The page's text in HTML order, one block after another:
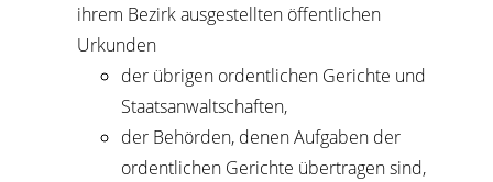
ihrem Bezirk ausgestellten öffentlichen
Urkunden
der übrigen ordentlichen Gerichte und
Staatsanwaltschaften,
der Behörden, denen Aufgaben der
ordentlichen Gerichte übertragen sind,